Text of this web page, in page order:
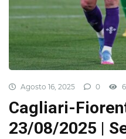
Agosto 16, 2025 0
Cagliari-
23/08/2025 |